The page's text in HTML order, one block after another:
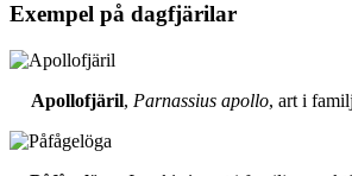
Exempel på dagfjärilar
Apollofjäril, Parnassius apollo, art i